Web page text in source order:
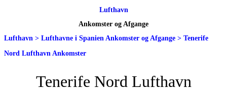
Lufthavn
Ankomster og Afgange
Lufthavn > Lufthavne i Spanien Ankomster og Afgange > Tenerife
Nord Lufthavn Ankomster
Tenerife Nord Lufthavn